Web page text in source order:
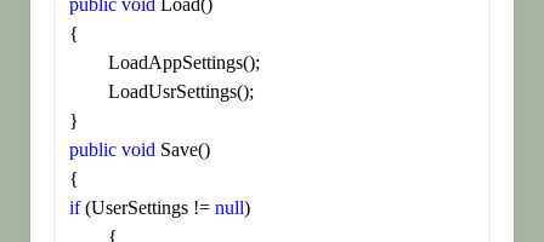
public void Load()
{
public void Save()
if (UserSettings != null)